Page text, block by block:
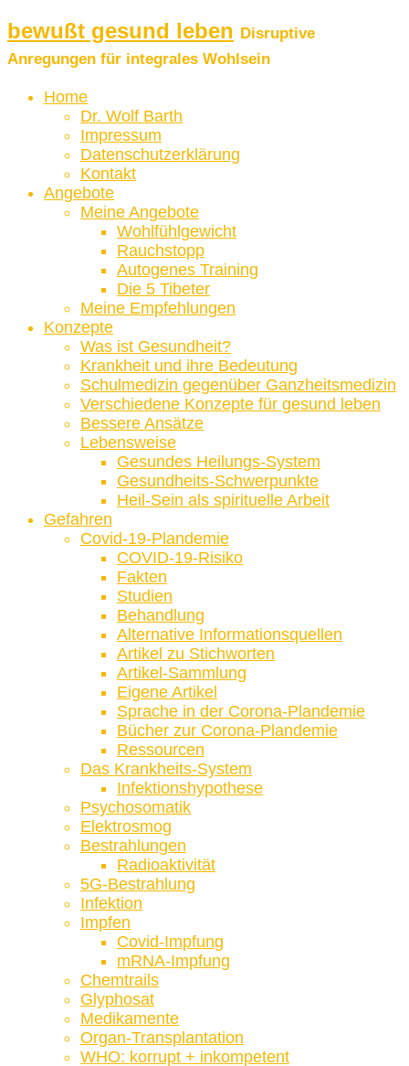
bewußt gesund leben Disruptive
Anregungen für integrales Wohlsein
Home
Dr. Wolf Barth
Impressum
Datenschutzerklärung
Kontakt
Angebote
Meine Angebote
Wohlfühlgewicht
Rauchstopp
Autogenes Training
Die 5 Tibeter
Meine Empfehlungen
Konzepte
Was ist Gesundheit?
Krankheit und ihre Bedeutung
Schulmedizin gegenüber Ganzheitsmedizin
Verschiedene Konzepte für gesund leben
Bessere Ansätze
Lebensweise
Gesundes Heilungs-System
Gesundheits-Schwerpunkte
Heil-Sein als spirituelle Arbeit
Gefahren
Covid-19-Plandemie
COVID-19-Risiko
Fakten
Studien
Behandlung
Alternative Informationsquellen
Artikel zu Stichworten
Artikel-Sammlung
Eigene Artikel
Sprache in der Corona-Plandemie
Bücher zur Corona-Plandemie
Ressourcen
Das Krankheits-System
Infektionshypothese
Psychosomatik
Elektrosmog
Bestrahlungen
Radioaktivität
5G-Bestrahlung
Infektion
Impfen
Covid-Impfung
mRNA-Impfung
Chemtrails
Glyphosat
Medikamente
Organ-Transplantation
WHO: korrupt + inkompetent